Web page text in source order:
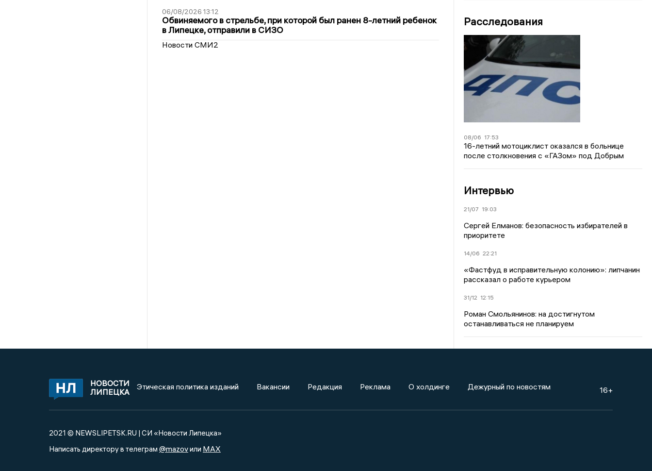
06/08/2026 13:12
Обвиняемого в стрельбе, при которой был ранен 8-летний ребенок
в Липецке, отправили в СИЗО
Новости СМИ2
Расследования
08/06 17:53
16-летний мотоциклист оказался в больнице
после столкновения с «ГАЗом» под Добрым
Интервью
21/07 19:03
Сергей Елманов: безопасность избирателей в
приоритете
14/06 22:21
«Фастфуд в исправительную колонию»: липчанин
рассказал о работе курьером
31/12 12:15
Роман Смольянинов: на достигнутом
останавливаться не планируем
НОВОСТИ
ЛИПЕЦКА
Этическая политика изданий Вакансии Редакция Реклама О холдинге Дежурный по новостям 16+
2021 © NEWSLIPETSK.RU | СИ «Новости Липецка»
Написать директору в телеграм @mazovили MAX